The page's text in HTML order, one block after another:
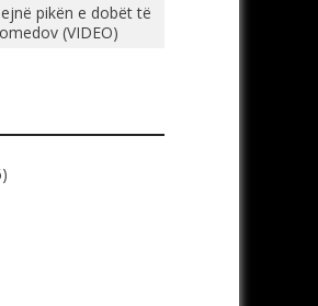
pikën e dobët të
(VIDEO)